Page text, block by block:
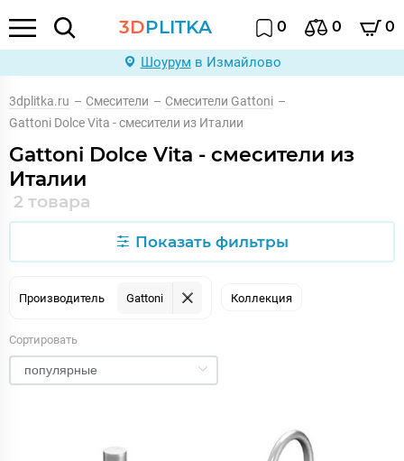
3DPLITKA 0 0 0
Шоурум в Измайлово
3dplitka.ru – Смесители – Смесители Gattoni –
Gattoni Dolce Vita - смесители из Италии
Gattoni Dolce Vita - смесители из
Италии
2 товара
Показать фильтры
Производитель Gattoni Коллекция
Сортировать